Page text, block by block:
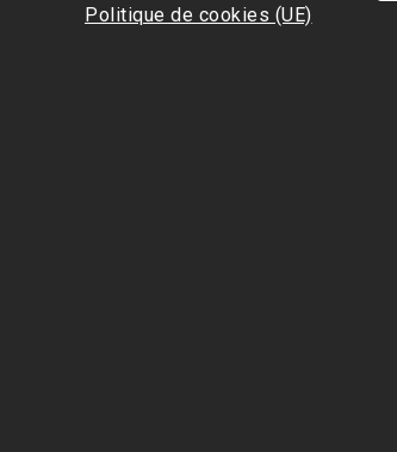
Politique de cookies (UE)